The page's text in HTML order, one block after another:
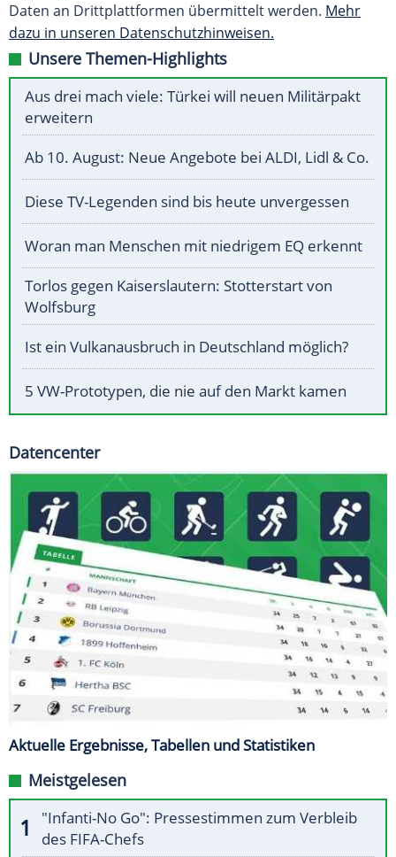
Daten an Drittplattformen übermittelt werden. Mehr
dazu in unseren Datenschutzhinweisen.
Unsere Themen-Highlights
Aus drei mach viele: Türkei will neuen Militärpakt
erweitern
Ab 10. August: Neue Angebote bei ALDI, Lidl & Co.
Diese TV-Legenden sind bis heute unvergessen
Woran man Menschen mit niedrigem EQ erkennt
Torlos gegen Kaiserslautern: Stotterstart von
Wolfsburg
Ist ein Vulkanausbruch in Deutschland möglich?
5 VW-Prototypen, die nie auf den Markt kamen
Datencenter
Aktuelle Ergebnisse, Tabellen und Statistiken
Meistgelesen
"Infanti-No Go": Pressestimmen zum Verbleib
des FIFA-Chefs